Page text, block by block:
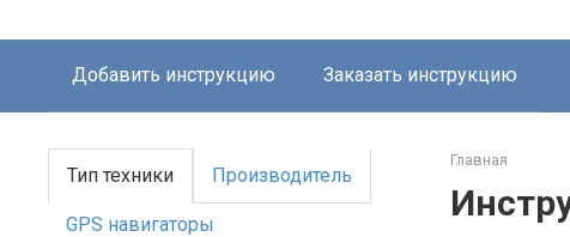
Добавить инструкцию Заказать инструкцию
Главная
Тип техники Производитель
GPS навигаторы